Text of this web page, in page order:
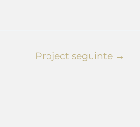
Project seguinte →